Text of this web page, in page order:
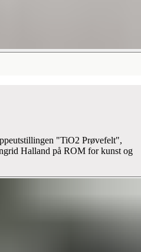
"TiO2 Prøvefelt",
Halland på ROM for kunst og